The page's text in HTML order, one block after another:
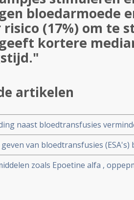
bloedarmoede
(17%) om te
kortere
artikelen
naast bloedtransfusies
chemo tegenover oraal in te
van bloedtransfusies
eerder overlijden. Blijkt uit
zoals Epoetine alfa ,